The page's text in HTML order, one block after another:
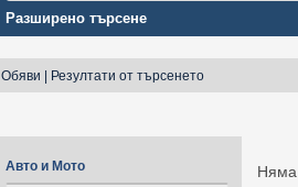
Разширено търсене
Обяви Резултати от търсенето
Авто и Мото Няма